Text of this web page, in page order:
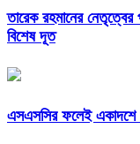
তারেক রহমানের
বিশেষ দূত
এসএসসির ফলেই একাদশে